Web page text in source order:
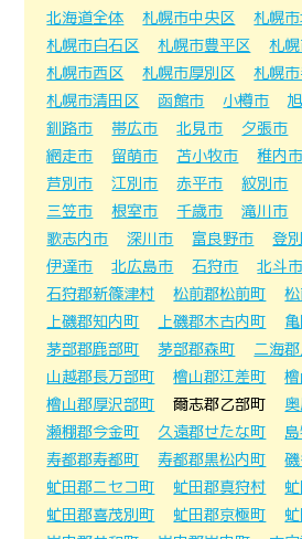
北海道全体
札幌市中央区 札幌
札幌市白石区
札幌市豊平区
札
札幌市西区
札幌市厚別区
札幌
札幌市清田区
函館市 小樽市
釧路市
帯広市 北見市 夕張市
網走市
留萌市 苫小牧市 稚内市
芦別市
江別市 赤平市 紋別市
三笠市
根室市 千歳市 滝川市
歌志内市
深川市 富良野市 登
伊達市
北広島市 石狩市 北斗市
石狩郡新篠津村
松前郡松前町
上磯郡知内町
上磯郡木古内町
茅部郡鹿部町
茅部郡森町
二海
山越郡長万部町
檜山郡江差町
檜山郡厚沢部町
爾志郡乙部町
瀬棚郡今金町
久遠郡せたな町
寿都郡寿都町
寿都郡黒松内町
虻田郡ニセコ町
虻田郡真狩村
虻田郡喜茂別町
虻田郡京極町